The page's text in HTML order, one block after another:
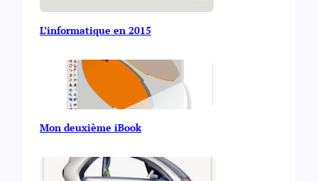
L’informatique en 2015
Mon deuxième iBook